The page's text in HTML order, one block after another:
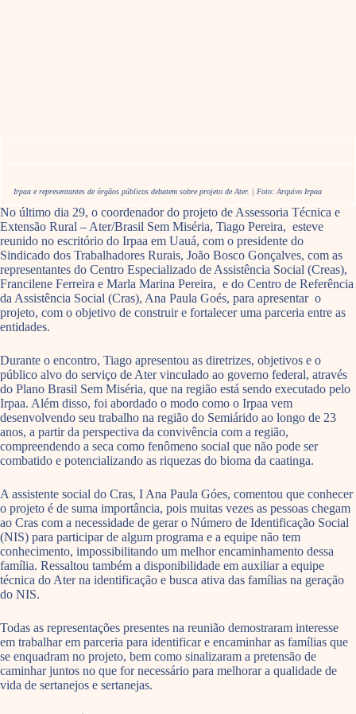
Irpaa e representantes de órgãos públicos debatem sobre projeto de Ater. | Foto: Arquivo Irpaa
No último dia 29, o coordenador do projeto de Assessoria Técnica e
Extensão Rural – Ater/Brasil Sem Miséria, Tiago Pereira, esteve
reunido no escritório do Irpaa em Uauá, com o presidente do
Sindicado dos Trabalhadores Rurais, João Bosco Gonçalves, com as
representantes do Centro Especializado de Assistência Social (Creas),
Francilene Ferreira e Marla Marina Pereira, e do Centro de Referência
da Assistência Social (Cras), Ana Paula Goés, para apresentar o
projeto, com o objetivo de construir e fortalecer uma parceria entre as
entidades.
Durante o encontro, Tiago apresentou as diretrizes, objetivos e o
público alvo do serviço de Ater vinculado ao governo federal, através
do Plano Brasil Sem Miséria, que na região está sendo executado pelo
Irpaa. Além disso, foi abordado o modo como o Irpaa vem
desenvolvendo seu trabalho na região do Semiárido ao longo de 23
anos, a partir da perspectiva da convivência com a região,
compreendendo a seca como fenômeno social que não pode ser
combatido e potencializando as riquezas do bioma da caatinga.
A assistente social do Cras, I Ana Paula Góes, comentou que conhecer
o projeto é de suma importância, pois muitas vezes as pessoas chegam
ao Cras com a necessidade de gerar o Número de Identificação Social
(NIS) para participar de algum programa e a equipe não tem
conhecimento, impossibilitando um melhor encaminhamento dessa
família. Ressaltou também a disponibilidade em auxiliar a equipe
técnica do Ater na identificação e busca ativa das famílias na geração
do NIS.
Todas as representações presentes na reunião demostraram interesse
em trabalhar em parceria para identificar e encaminhar as famílias que
se enquadram no projeto, bem como sinalizaram a pretensão de
caminhar juntos no que for necessário para melhorar a qualidade de
vida de sertanejos e sertanejas.